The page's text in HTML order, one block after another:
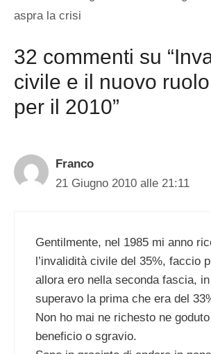
aspra la crisi
32 commenti su
civile e il nuovo ruolo
per il 2010”
Franco
21 Giugno 2010 alle 21:11
Gentilmente, nel 1985 mi anno
l’invalidità civile del 35%, faccio
allora ero nella seconda fascia,
superavo la prima che era del
Non ho mai ne richesto ne
beneficio o sgravio.